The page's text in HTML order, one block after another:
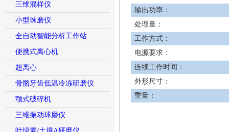
三维混样仪
小型珠磨仪
全自动智能分析工作站
便携式离心机
超离心
骨骼牙齿低温冷冻研磨仪
颚式破碎机
三维振动球磨仪
输出功率：
处理量：
工作方式：
电源要求：
连续工作时间：
外形尺寸：
重量：